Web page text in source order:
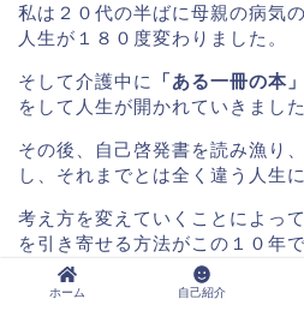
私は２０代の半ばに母親の病気
人生が１８０度変わりました。
そして介護中に 「ある一冊の本」
をして人生が開かれていきました
その後、自己啓発書を読み漁り
し、それまでとは全く違う人生
考え方を変えていくことによっ
を引き寄せる方法がこの１０年
ホーム 自己紹介